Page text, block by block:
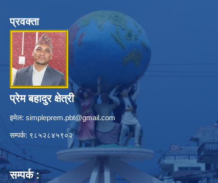
प्रवक्ता
प्रेम बहादुर क्षेत्री
इमेल: simpleprem.pbt@gmail.com
सम्पर्क: ९८५२८४५९०२
सम्पर्क :